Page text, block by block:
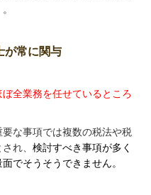
が常に関与
全業務を任せているところ
な事項では複数の税法や税
れ、 検討すべき事項が多く
でそうそうできません。